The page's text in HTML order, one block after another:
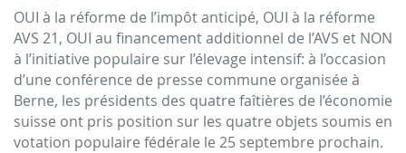
OUI à la réforme de l’impôt anticipé, OUI à la réforme
AVS 21, OUI au financement additionnel de l’AVS et NON
à l’initiative populaire sur l’élevage intensif: à l’occasion
d’une conférence de presse commune organisée à
Berne, les présidents des quatre faîtières de l’économie
suisse ont pris position sur les quatre objets soumis en
votation populaire fédérale le 25 septembre prochain.